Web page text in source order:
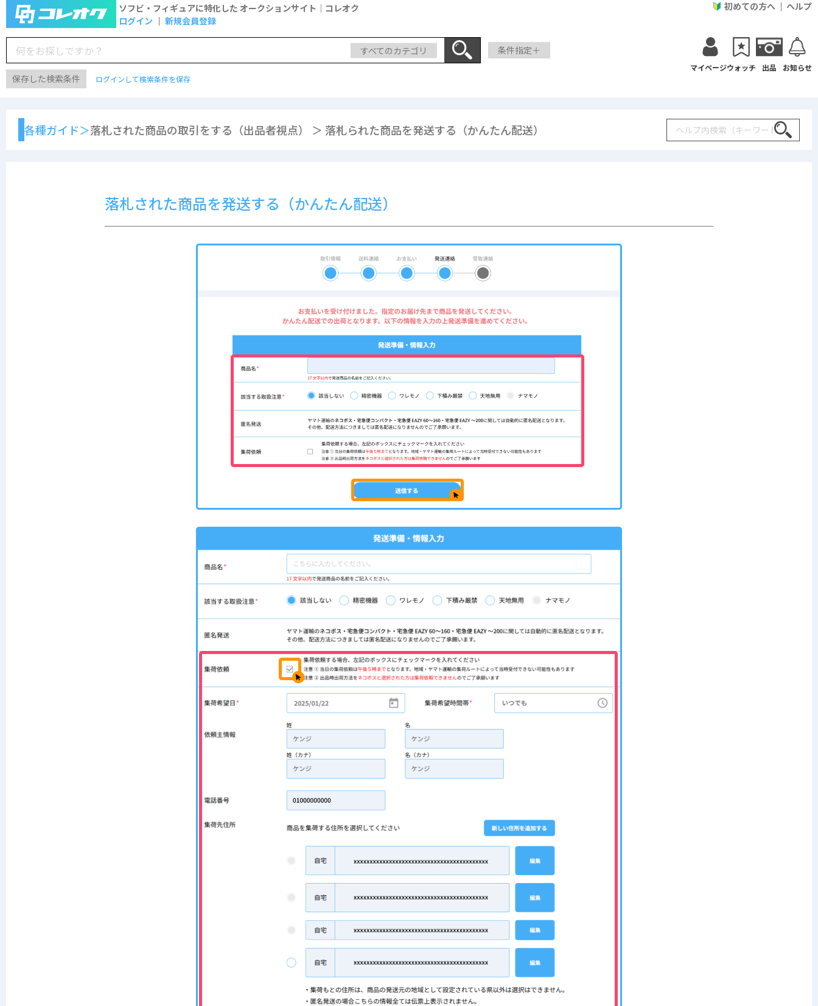
ソフビ・フィギュアに特化した オークションサイト｜コレオク
ログイン
新規会員登録
初めての方へ ヘルプ
すべてのカテゴリ 条件指定＋
保存した検索条件 ログインして検索条件を保存
マイページウォッチ 出品 お知らせ
各種ガイド＞落札された商品の取引をする（出品者視点） ＞ 落札られた商品を発送する（かんたん配送） Search
落札された商品を発送する（かんたん配送）